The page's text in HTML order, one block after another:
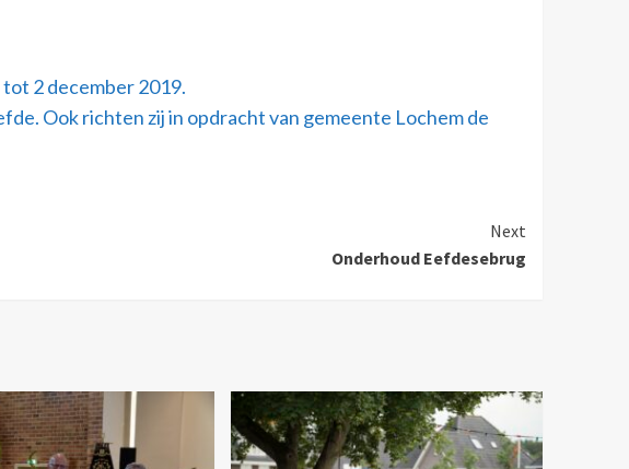
2 december 2019.
Ook richten zij in opdracht van gemeente Lochem de
Next
Onderhoud Eefdesebrug